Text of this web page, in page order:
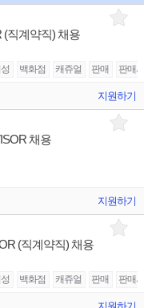
(직계약직) 채용
백화점 캐쥬얼 판매 판매
지원하기
채용
지원하기
(직계약직) 채용
백화점 캐쥬얼 판매 판매